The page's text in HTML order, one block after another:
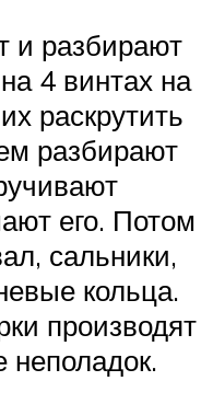
и разбирают
4 винтах на
раскрутить
разбирают
его. Потом
сальники,
кольца.
производят
неполадок.